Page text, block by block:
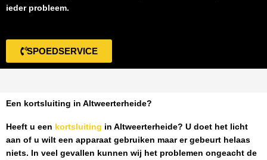
ieder probleem.
SPOEDSERVICE
Een kortsluiting in Altweerterheide?
Heeft u een kortsluiting in Altweerterheide? U doet het licht
aan of u wilt een apparaat gebruiken maar er gebeurt helaas
niets. In veel gevallen kunnen wij het problemen ongeacht de